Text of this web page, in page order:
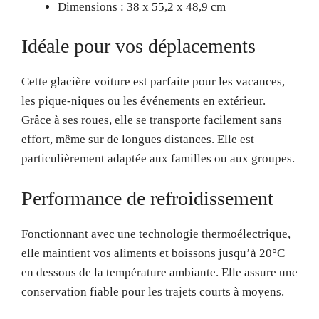
Dimensions : 38 x 55,2 x 48,9 cm
Idéale pour vos déplacements
Cette glacière voiture est parfaite pour les vacances,
les pique-niques ou les événements en extérieur.
Grâce à ses roues, elle se transporte facilement sans
effort, même sur de longues distances. Elle est
particulièrement adaptée aux familles ou aux groupes.
Performance de refroidissement
Fonctionnant avec une technologie thermoélectrique,
elle maintient vos aliments et boissons jusqu’à 20°C
en dessous de la température ambiante. Elle assure une
conservation fiable pour les trajets courts à moyens.